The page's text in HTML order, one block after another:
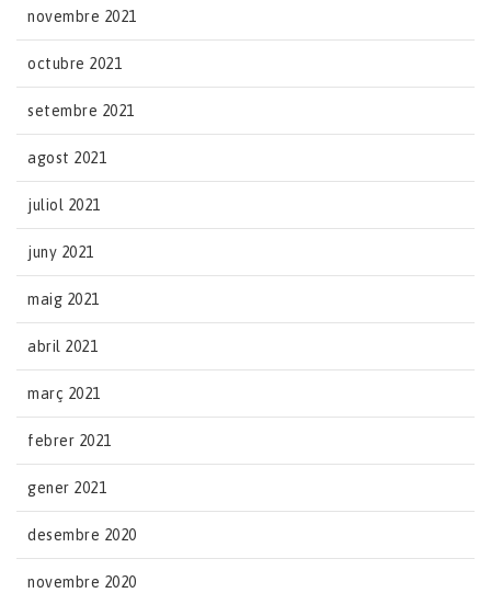
novembre 2021
octubre 2021
setembre 2021
agost 2021
juliol 2021
juny 2021
maig 2021
abril 2021
març 2021
febrer 2021
gener 2021
desembre 2020
novembre 2020